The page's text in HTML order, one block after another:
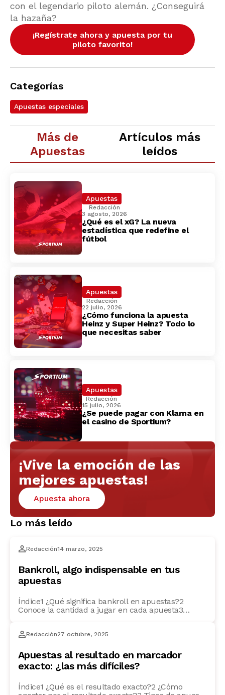
con el legendario piloto alemán. ¿Conseguirá
la hazaña?
¡Regístrate ahora y apuesta por tu
piloto favorito!
Categorías
Apuestas especiales
¡Vive la emoción de las
mejores apuestas!
Apuesta ahora
Lo más leído
Redacción14 marzo, 2025
Bankroll, algo indispensable en tus
apuestas
Índice1 ¿Qué significa bankroll en apuestas?2
Conoce la cantidad a jugar en cada apuesta3
tus impulsos8 Evalúa los riesgos En Sportium te
apuestas deportivas, el bankroll: qué es, qué
cantidad jugar en cada […]
Redacción27 octubre, 2025
Apuestas al resultado en marcador
exacto: ¿las más difíciles?
Índice1 ¿Qué es el resultado exacto?2 ¿Cómo
Más de
Apuestas
Artículos más
leídos
Apuestas
Redacción
3 agosto, 2026
¿Qué es el xG? La nueva
estadística que redefine el
fútbol
Apuestas
Redacción
22 julio, 2026
¿Cómo funciona la apuesta
Heinz y Super Heinz? Todo lo
que necesitas saber
Apuestas
Redacción
15 julio, 2026
¿Se puede pagar con Klarna en
el casino de Sportium?